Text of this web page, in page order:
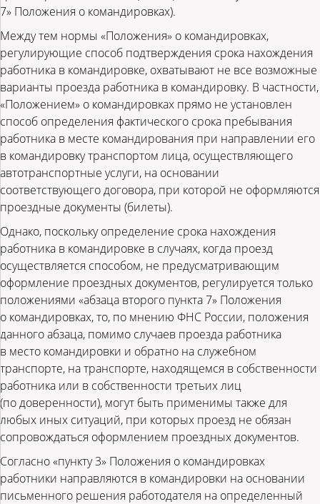
7» Положения о командировках).
Между тем нормы «Положения» о командировках,
регулирующие способ подтверждения срока нахождения
работника в командировке, охватывают не все возможные
варианты проезда работника в командировку. В частности,
«Положением» о командировках прямо не установлен
способ определения фактического срока пребывания
работника в месте командирования при направлении его
в командировку транспортом лица, осуществляющего
автотранспортные услуги, на основании
соответствующего договора, при которой не оформляются
проездные документы (билеты).
Однако, поскольку определение срока нахождения
работника в командировке в случаях, когда проезд
осуществляется способом, не предусматривающим
оформление проездных документов, регулируется только
положениями «абзаца второго пункта 7» Положения
о командировках, то, по мнению ФНС России, положения
данного абзаца, помимо случаев проезда работника
в место командировки и обратно на служебном
транспорте, на транспорте, находящемся в собственности
работника или в собственности третьих лиц
(по доверенности), могут быть применимы также для
любых иных ситуаций, при которых проезд не обязан
сопровождаться оформлением проездных документов.
Согласно «пункту 3» Положения о командировках
работники направляются в командировки на основании
письменного решения работодателя на определенный